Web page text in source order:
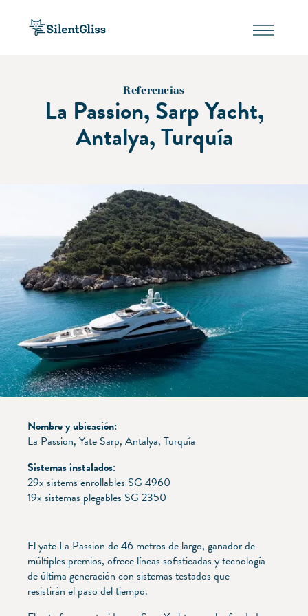
Referencias
La Passion, Sarp Yacht,
Antalya, Turquía
Nombre y ubicación:
La Passion, Yate Sarp, Antalya, Turquía
Sistemas instalados:
29x sistems enrollables SG 4960
19x sistemas plegables SG 2350
El yate La Passion de 46 metros de largo, ganador de
múltiples premios, ofrece líneas sofisticadas y tecnología
de última generación con sistemas testados que
resistirán el paso del tiempo.